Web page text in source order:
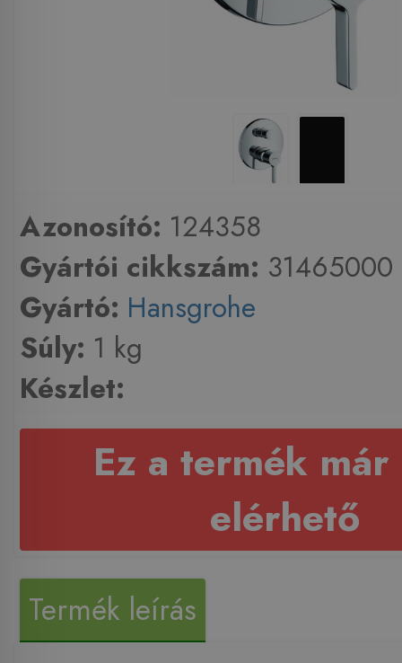
Azonosító: 124358
Gyártói cikkszám: 31465000
Gyártó: Hansgrohe
Súly: 1 kg
Készlet:
Ez a termék már
elérhető
Termék leírás